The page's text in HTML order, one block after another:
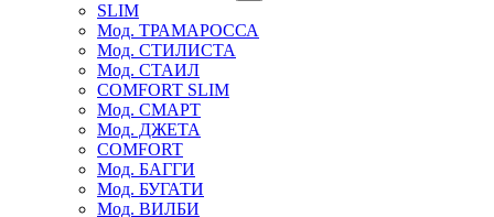
SLIM
Мод. ТРАМАРОССА
Мод. СТИЛИСТА
Мод. СТАИЛ
COMFORT SLIM
Мод. СМАРТ
Мод. ДЖЕТА
COMFORT
Мод. БАГГИ
Мод. БУГАТИ
Мод. ВИЛБИ